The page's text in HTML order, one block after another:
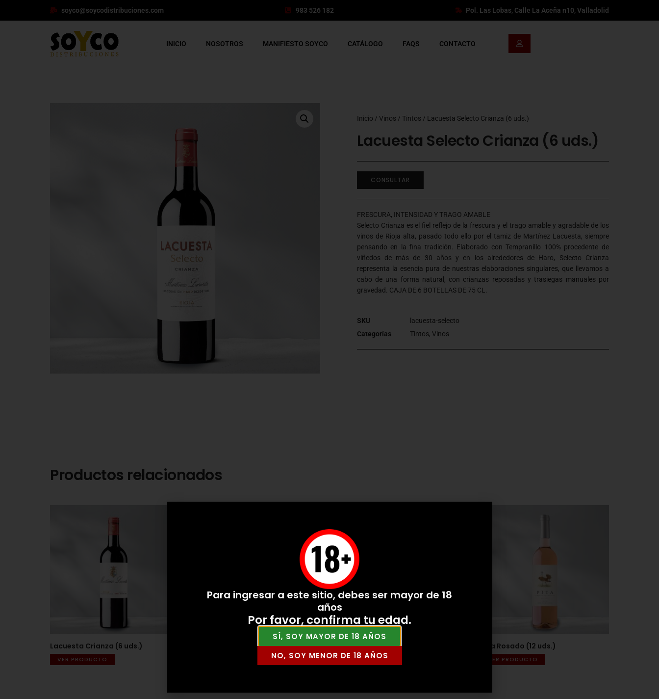
soyco@soycodistribuciones.com 983 526 182 Pol. Las Lobas, Calle La Aceña n10, Valladolid
INICIO NOSOTROS MANIFIESTO SOYCO CATÁLOGO FAQS CONTACTO
Inicio / Vinos / Tintos / Lacuesta Selecto Crianza (6 uds.)
Lacuesta Selecto Crianza (6 uds.)
CONSULTAR
FRESCURA, INTENSIDAD Y TRAGO AMABLE
Selecto Crianza es el fiel reflejo de la frescura y el trago amable y agradable de los
vinos de Rioja alta, pasado todo ello por el tamiz de Martínez Lacuesta, siempre
pensando en la fina tradición. Elaborado con Tempranillo 100% procedente de
viñedos de más de 30 años y en los alrededores de Haro, Selecto Crianza
representa la esencia pura de nuestras elaboraciones singulares, que llevamos a
cabo de una forma natural, con crianzas reposadas y trasiegas manuales por
gravedad. CAJA DE 6 BOTELLAS DE 75 CL.
SKU
lacuesta-selecto
Categorías
Tintos, Vinos
Productos relacionados
Lacuesta Crianza (6 uds.)
VER PRODUCTO
Lacuesta Viura Fermentado (6
Portia Crianza Magnum
VER PRODUCTO
Pita Rosado (12 uds.)
VER PRODUCTO
Para ingresar a este sitio, debes ser mayor de 18
años
Por favor, confirma tu edad.
SÍ, SOY MAYOR DE 18 AÑOS
NO, SOY MENOR DE 18 AÑOS